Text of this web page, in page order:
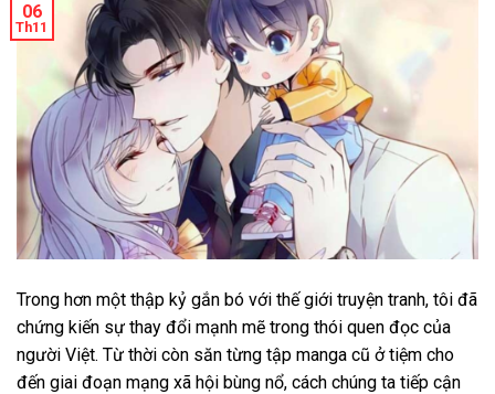
06
Th11
Trong hơn một thập kỷ gắn bó với thế giới truyện tranh, tôi đã
chứng kiến sự thay đổi mạnh mẽ trong thói quen đọc của
người Việt. Từ thời còn săn từng tập manga cũ ở tiệm cho
đến giai đoạn mạng xã hội bùng nổ, cách chúng ta tiếp cận